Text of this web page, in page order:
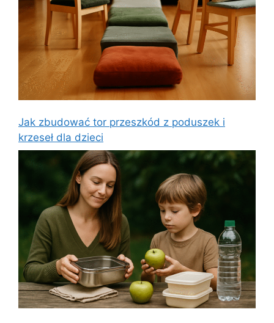
Jak zbudować tor przeszkód z poduszek i
krzeseł dla dzieci